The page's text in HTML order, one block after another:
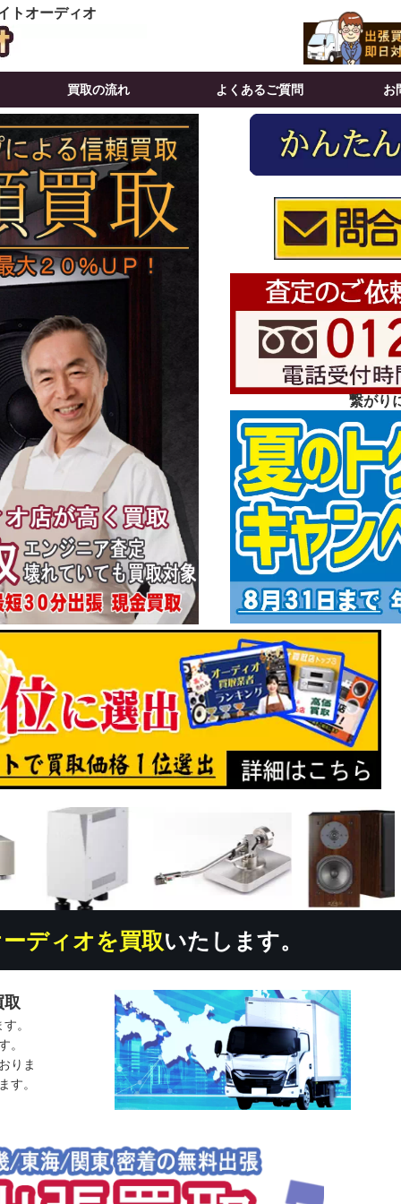
トオーディオ
繋がり
ディオを買取いたします。
取
。
。
りま
す。
買取の流れ よくあるご質問 お